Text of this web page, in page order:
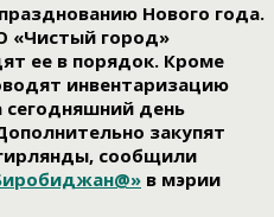
Нового года.
«Чистый город»
ее в порядок. Кроме
инвентаризацию
день
закупят
сообщили
в мэрии